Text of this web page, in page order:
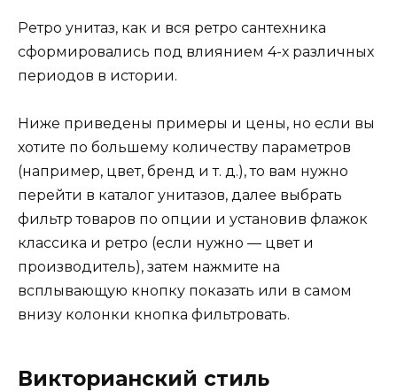
Ретро унитаз, как и вся ретро сантехника
сформировались под влиянием 4-х различных
периодов в истории.
Ниже приведены примеры и цены, но если вы
хотите по большему количеству параметров
(например, цвет, бренд и т. д.), то вам нужно
перейти в каталог унитазов, далее выбрать
фильтр товаров по опции и установив флажок
классика и ретро (если нужно — цвет и
производитель), затем нажмите на
всплывающую кнопку показать или в самом
внизу колонки кнопка фильтровать.
Викторианский стиль